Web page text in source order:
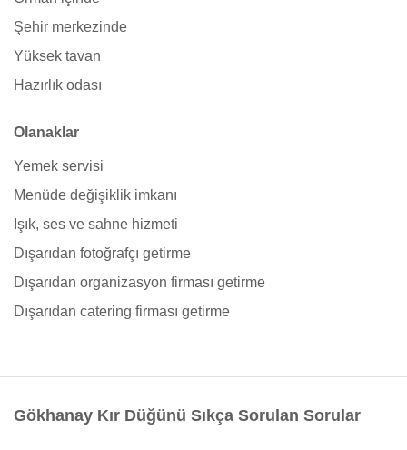
Şehir merkezinde
Yüksek tavan
Hazırlık odası
Olanaklar
Yemek servisi
Menüde değişiklik imkanı
Işık, ses ve sahne hizmeti
Dışarıdan fotoğrafçı getirme
Dışarıdan organizasyon firması getirme
Dışarıdan catering firması getirme
Gökhanay Kır Düğünü Sıkça Sorulan Sorular